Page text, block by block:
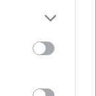
és
(UPF)